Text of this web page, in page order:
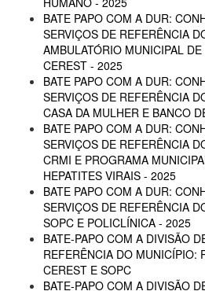
BATE PAPO COM A DUR:
SERVIÇOS DE REFERÊNCIA
AMBULATÓRIO MUNICIPAL
CEREST - 2025
BATE PAPO COM A DUR:
SERVIÇOS DE REFERÊNCIA
CASA DA MULHER E BANCO
BATE PAPO COM A DUR:
SERVIÇOS DE REFERÊNCIA
CRMI E PROGRAMA
HEPATITES VIRAIS - 2025
BATE PAPO COM A DUR:
SERVIÇOS DE REFERÊNCIA
SOPC E POLICLÍNICA - 2025
BATE-PAPO COM A DIVISÃO
REFERÊNCIA DO MUNICÍPIO:
CEREST E SOPC
BATE-PAPO COM A DIVISÃO